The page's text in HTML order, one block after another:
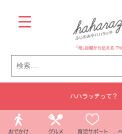
content
ハハラッチって？
索: